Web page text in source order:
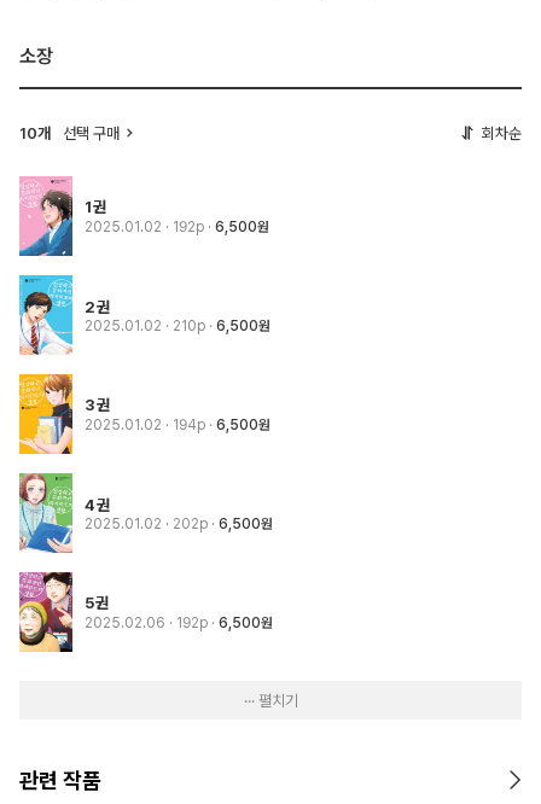
소장
10개 선택 구매 회차순
1권
2025.01.02 · 192p 6,500원
2권
2025.01.02 · 210p 6,500원
3권
2025.01.02 · 194p 6,500원
4권
2025.01.02 · 202p 6,500원
5권
2025.02.06 · 192p 6,500원
··· 펼치기
관련 작품